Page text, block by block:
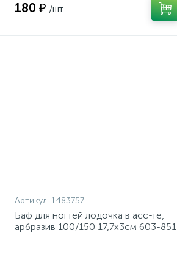
180 ₽ /шт
Артикул: 1483757
Баф для ногтей лодочка в асс-те,
арбразив 100/150 17,7x3см 603-851